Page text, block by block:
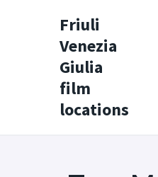
Friuli
Venezia
Giulia
film
locations
Friuli Venezia
Home